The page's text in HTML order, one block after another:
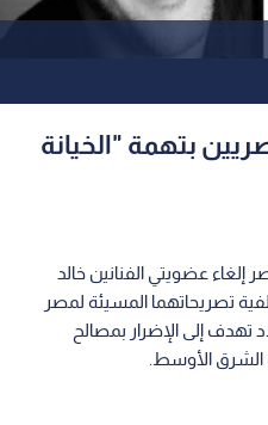
بتهمة "الخيانة
إلغاء عضويتي الفنانين خالد
تصريحاتهما المسيئة لمصر
تهدف إلى الإضرار بمصالح
الشرق الأوسط.